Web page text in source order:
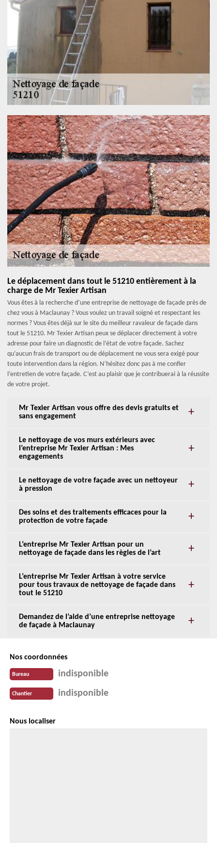
Le déplacement dans tout le 51210 entièrement à la
charge de Mr Texier Artisan
Vous êtes à la recherche d’une entreprise de nettoyage de façade près de
chez vous à Maclaunay ? Vous voulez un travail soigné et respectant les
normes ? Vous êtes déjà sur le site du meilleur ravaleur de façade dans
tout le 51210. Mr Texier Artisan peux se déplacer directement à votre
adresse pour faire un diagnostic de l’état de votre façade. Sachez
qu’aucun frais de transport ou de déplacement ne vous sera exigé pour
toute intervention dans la région. N’hésitez donc pas à me confier
l’entretien de votre façade. C’est au plaisir que je contribuerai à la réussite
de votre projet.
Mr Texier Artisan vous offre des devis gratuits et
sans engagement
Le nettoyage de vos murs extérieurs avec
l’entreprise Mr Texier Artisan : Mes
engagements
Le nettoyage de votre façade avec un nettoyeur
à pression
Des soins et des traitements efficaces pour la
protection de votre façade
L’entreprise Mr Texier Artisan pour un
nettoyage de façade dans les règles de l’art
L’entreprise Mr Texier Artisan à votre service
pour tous travaux de nettoyage de façade dans
tout le 51210
Demandez de l’aide d’une entreprise nettoyage
de façade à Maclaunay
Nos coordonnées
Bureau indisponible
Chantier indisponible
Nous localiser